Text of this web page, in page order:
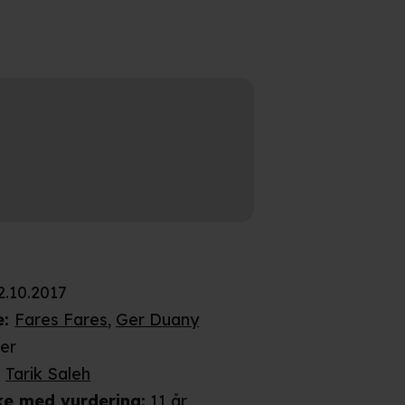
: Fares Fares, Ger Duany
Tarik Saleh